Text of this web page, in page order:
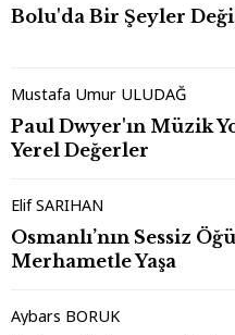
Bolu'da Bir Şeyler
Mustafa Umur ULUDAĞ
Paul Dwyer'ın Müzik
Yerel Değerler
Elif SARIHAN
Osmanlı’nın Sessiz
Merhametle Yaşa
Aybars BORUK